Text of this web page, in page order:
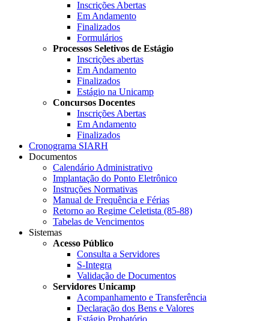
Inscrições Abertas
Em Andamento
Finalizados
Formulários
Processos Seletivos de Estágio
Inscrições abertas
Em Andamento
Finalizados
Estágio na Unicamp
Concursos Docentes
Inscrições Abertas
Em Andamento
Finalizados
Cronograma SIARH
Documentos
Calendário Administrativo
Implantação do Ponto Eletrônico
Instruções Normativas
Manual de Frequência e Férias
Retorno ao Regime Celetista (85-88)
Tabelas de Vencimentos
Sistemas
Acesso Público
Consulta a Servidores
S-Integra
Validação de Documentos
Servidores Unicamp
Acompanhamento e Transferência
Declaração dos Bens e Valores
Estágio Probatório